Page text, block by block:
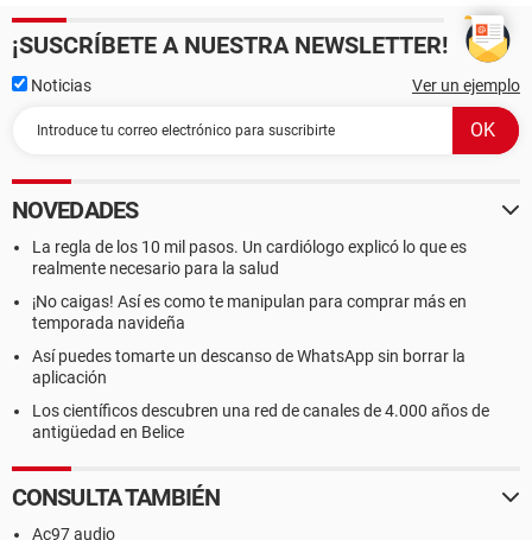
¡SUSCRÍBETE A NUESTRA NEWSLETTER!
Noticias Ver un ejemplo
NOVEDADES
La regla de los 10 mil pasos. Un cardiólogo explicó lo que es
realmente necesario para la salud
¡No caigas! Así es como te manipulan para comprar más en
temporada navideña
Así puedes tomarte un descanso de WhatsApp sin borrar la
aplicación
Los científicos descubren una red de canales de 4.000 años de
antigüedad en Belice
CONSULTA TAMBIÉN
Ac97 audio